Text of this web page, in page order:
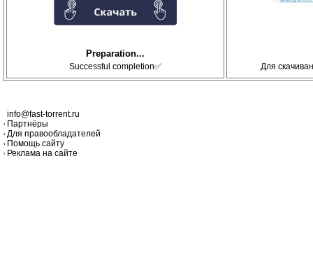
Preparation...
Successful completion✅ Для
info@fast-torrent.ru
Партнёры
Для правообладателей
Помощь сайту
Реклама на сайте